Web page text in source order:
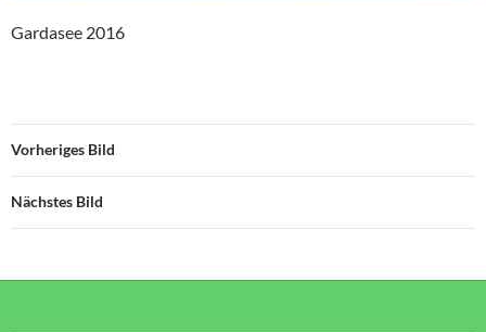
Gardasee 2016
Vorheriges Bild
Nächstes Bild